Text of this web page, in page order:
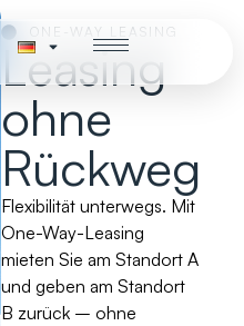
ONE-WAY LEASING
Leasing
ohne
Rückweg
Flexibilität unterwegs. Mit
One-Way-Leasing
mieten Sie am Standort A
und geben am Standort
B zurück – ohne